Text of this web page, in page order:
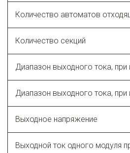
Количество автоматов
Количество секций
Диапазон выходного тока,
Диапазон выходного тока,
Выходное напряжение
Выходной ток одного модуля